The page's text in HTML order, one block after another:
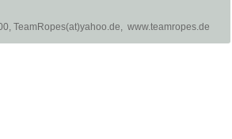
TeamRopes(at)yahoo.de, www.teamropes.de